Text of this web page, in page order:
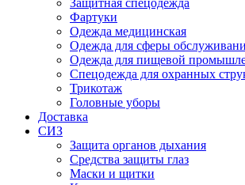
Защитная спецодежда
Фартуки
Одежда медицинская
Одежда для сферы
Одежда для пищевой
Спецодежда для охранных
Трикотаж
Головные уборы
Доставка
СИЗ
Защита органов дыхания
Средства защиты глаз
Маски и щитки